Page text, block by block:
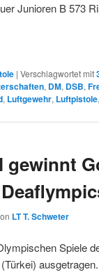
Junioren B 573
| Verschlagwortet mit
, DM, DSB,
, Luftgewehr, Luftpistole,
gewinnt
LT T. Schweter
Spiele
ausgetragen.